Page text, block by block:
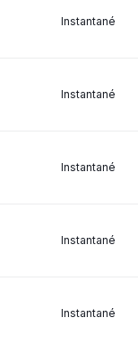
Instantané
Instantané
Instantané
Instantané
Instantané